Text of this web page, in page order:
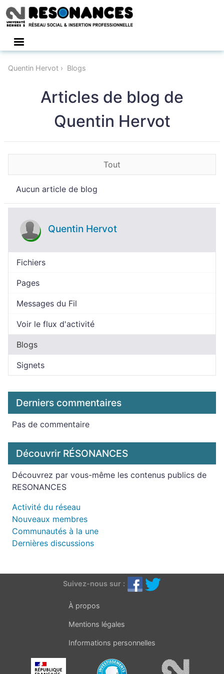
Quentin Hervot Blogs
Articles de blog de
Quentin Hervot
Tout
Aucun article de blog
Quentin Hervot
Fichiers
Pages
Messages du Fil
Voir le flux d'activité
Blogs
Signets
Derniers commentaires
Pas de commentaire
Découvrir RÉSONANCES
Découvrez par vous-même les contenus publics de
RESONANCES
Activité du réseau
Nouveaux membres
Communautés à la une
Dernières discussions
Suivez-nous sur :
À propos
Mentions légales
Informations personnelles